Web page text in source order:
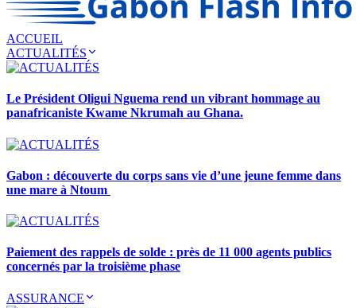
ACCUEIL
ACTUALITÉS
Le Président Oligui Nguema rend un vibrant hommage au
panafricaniste Kwame Nkrumah au Ghana.
Gabon : découverte du corps sans vie d’une jeune femme dans
une mare à Ntoum
Paiement des rappels de solde : près de 11 000 agents publics
concernés par la troisième phase
ASSURANCE